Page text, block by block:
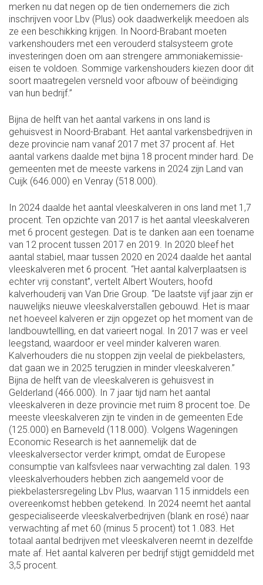
merken nu dat negen op de tien ondernemers die zich
inschrijven voor Lbv (Plus) ook daadwerkelijk meedoen als
ze een beschikking krijgen. In Noord-Brabant moeten
varkenshouders met een verouderd stalsysteem grote
investeringen doen om aan strengere ammoniak­emissie-
eisen te voldoen. Sommige varkenshouders kiezen door dit
soort maatregelen versneld voor afbouw of beëindiging
van hun bedrijf.”
Bijna de helft van het aantal varkens in ons land is
gehuisvest in Noord-Brabant. Het aantal varkensbedrijven in
deze provincie nam vanaf 2017 met 37 procent af. Het
aantal varkens daalde met bijna 18 procent minder hard. De
gemeenten met de meeste varkens in 2024 zijn Land van
Cuijk (646.000) en Venray (518.000).
In 2024 daalde het aantal vleeskalveren in ons land met 1,7
procent. Ten opzichte van 2017 is het aantal vleeskalveren
met 6 procent gestegen. Dat is te danken aan een toename
van 12 procent tussen 2017 en 2019. In 2020 bleef het
aantal stabiel, maar tussen 2020 en 2024 daalde het aantal
vleeskalveren met 6 procent. “Het aantal kalverplaatsen is
echter vrij constant”, vertelt Albert Wouters, hoofd
kalverhouderij van Van Drie Group. “De laatste vijf jaar zijn er
nauwelijks nieuwe vleeskalverstallen gebouwd. Het is maar
net hoeveel kalveren er zijn opgezet op het moment van de
landbouwtellling, en dat varieert nogal. In 2017 was er veel
leegstand, waardoor er veel minder kalveren waren.
Kalverhouders die nu stoppen zijn veelal de piekbelasters,
dat gaan we in 2025 terugzien in minder vleeskalveren.”
Bijna de helft van de vleeskalveren is gehuisvest in
Gelderland (466.000). In 7 jaar tijd nam het aantal
vleeskalveren in deze provincie met ruim 8 procent toe. De
meeste vleeskalveren zijn te vinden in de gemeenten Ede
(125.000) en Barneveld (118.000). Volgens Wageningen
Economic Research is het aannemelijk dat de
vleeskalversector verder krimpt, omdat de Europese
consumptie van kalfsvlees naar verwachting zal dalen. 193
vleeskalverhouders hebben zich aangemeld voor de
piekbelastersregeling Lbv Plus, waarvan 115 inmiddels een
overeenkomst hebben getekend. In 2024 neemt het aantal
gespecialiseerde vleeskalverbedrijven (blank en rosé) naar
verwachting af met 60 (minus 5 procent) tot 1.083. Het
totaal aantal bedrijven met vleeskalveren neemt in dezelfde
mate af. Het aantal kalveren per bedrijf stijgt gemiddeld met
3,5 procent.